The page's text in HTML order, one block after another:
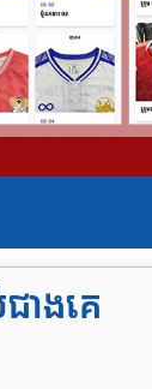
ាងគេ